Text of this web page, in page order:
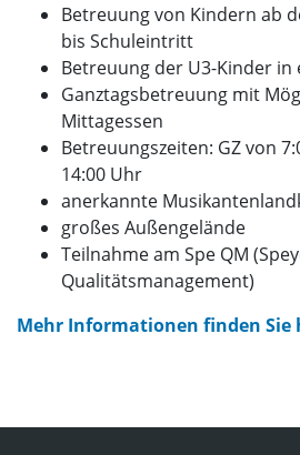
Betreuung von Kindern ab
bis Schuleintritt
Betreuung der U3-Kinder
Ganztagsbetreuung mit
Mittagessen
Betreuungszeiten: GZ von
14:00 Uhr
anerkannte
großes Außengelände
Teilnahme am Spe QM
Qualitätsmanagement)
Mehr Informationen finden Sie